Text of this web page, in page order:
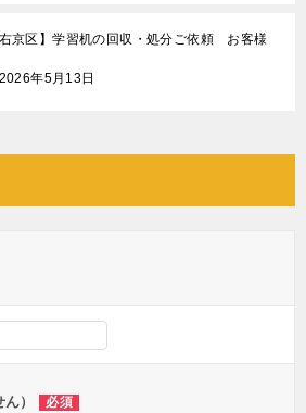
右京区】学習机の回収・処分ご依頼 お客様
年5月13日
） 必須